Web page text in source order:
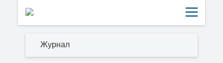
Журнал